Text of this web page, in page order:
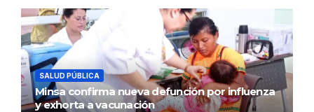
SALUD PÚBLICA
Minsa confirma nueva defunción por influenza
y exhorta a vacunación